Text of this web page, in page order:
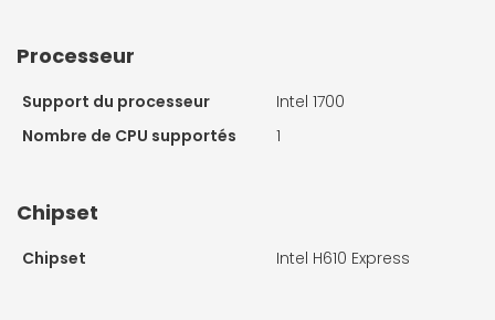
Processeur
Support du processeur
Intel 1700
Nombre de CPU supportés
1
Chipset
Chipset Intel H610 Express